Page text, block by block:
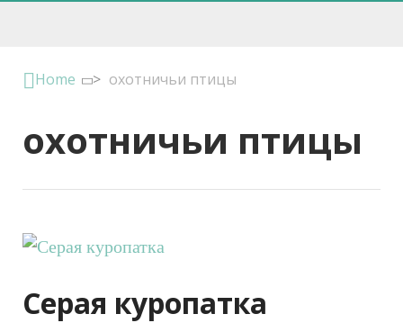
Home > охотничьи птицы
охотничьи птицы
Серая куропатка